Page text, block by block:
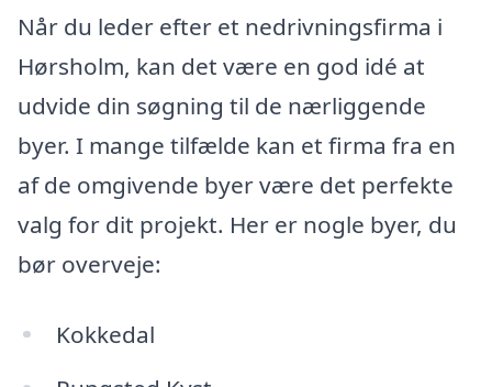
Når du leder efter et nedrivningsfirma i
Hørsholm, kan det være en god idé at
udvide din søgning til de nærliggende
byer. I mange tilfælde kan et firma fra en
af de omgivende byer være det perfekte
valg for dit projekt. Her er nogle byer, du
bør overveje:
Kokkedal